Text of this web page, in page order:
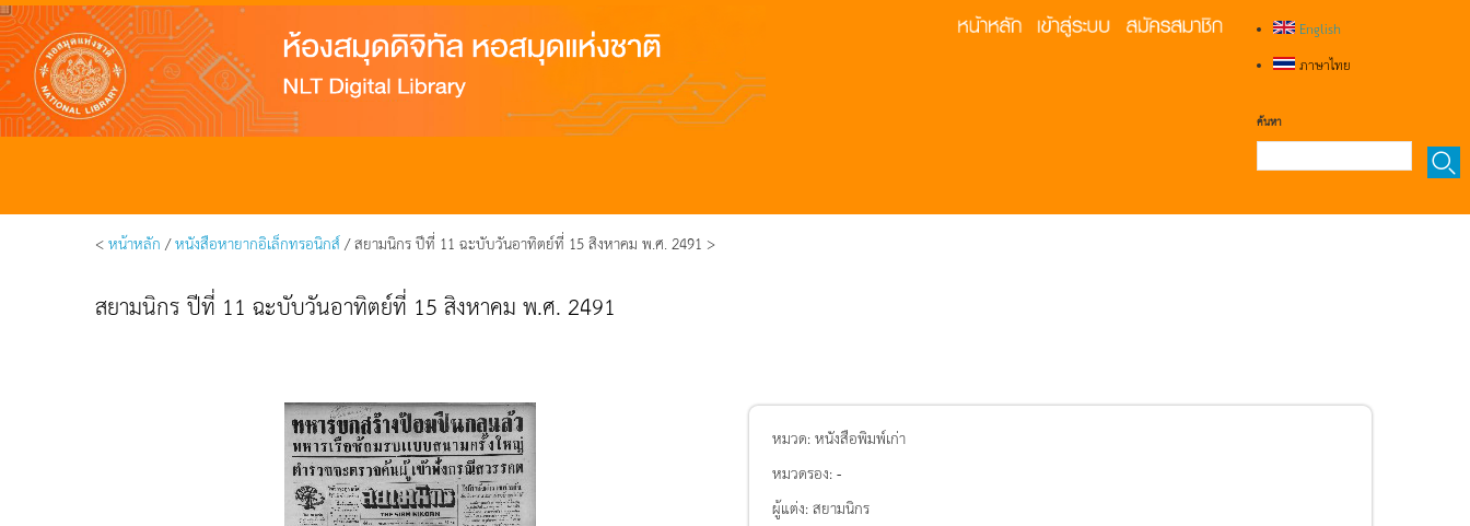
English
ภาษาไทย
ค้นหา
<หน้าหลัก /หนังสือหายากอิเล็กทรอนิกส์/ สยามนิกร ปีที่ 11 ฉะบับวันอาทิตย์ที่ 15 สิงหาคม พ.ศ. 2491 >
สยามนิกร ปีที่ 11 ฉะบับวันอาทิตย์ที่ 15 สิงหาคม พ.ศ. 2491
หมวด:หนังสือพิมพ์เก่า
หมวดรอง:-
ผู้แต่ง:สยามนิกร